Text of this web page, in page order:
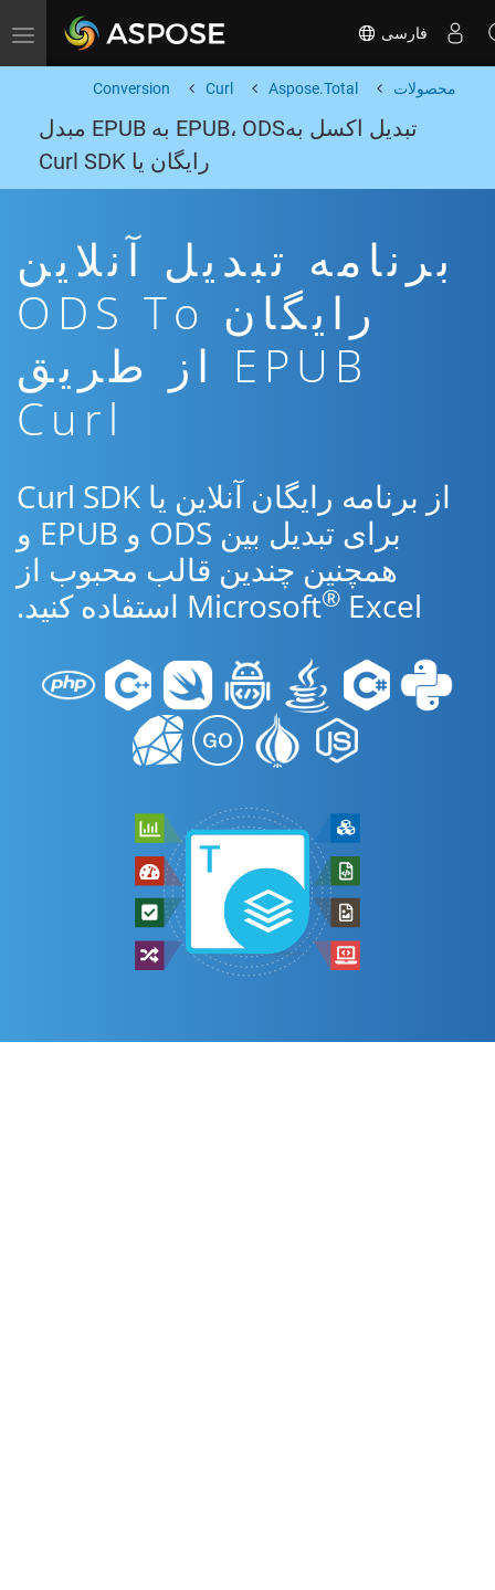
Toggle navigation فارسی
محصولات Aspose.Total
Curl
Conversion
تبدیل اکسل بهEPUB، ODS به EPUB مبدل
رایگان یا Curl SDK
برنامه تبدیل آنلاین
رایگان ODS To
EPUB از طریق
Curl
از برنامه رایگان آنلاین یا Curl SDK
برای تبدیل بین ODS و EPUB و
همچنین چندین قالب محبوب از
Microsoft® Excel استفاده کنید.